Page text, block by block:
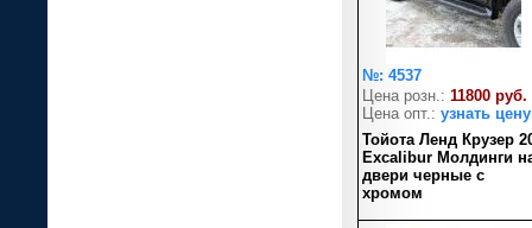
№: 4537
Цена розн.: 11800 руб.
Цена опт.: узнать цену
Тойота Ленд Крузер
Excalibur Молдинги
двери черные с
хромом